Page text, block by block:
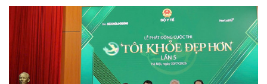
mạnh và khuyến khích người dân chủ động chăm sóc sức khỏe.